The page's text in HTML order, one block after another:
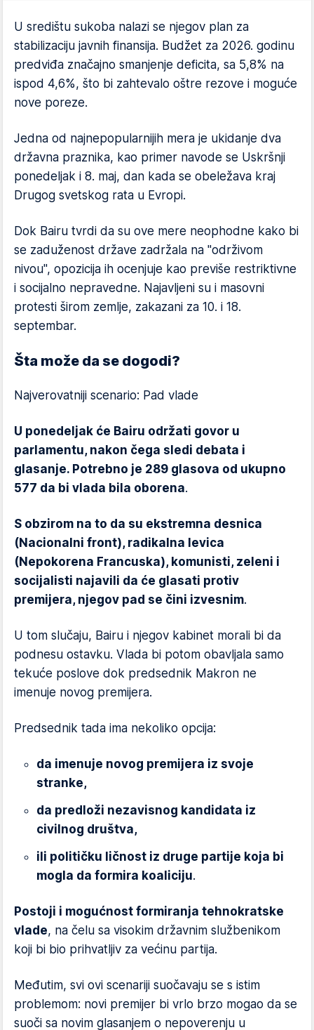
U središtu sukoba nalazi se njegov plan za
stabilizaciju javnih finansija. Budžet za 2026. godinu
predviđa značajno smanjenje deficita, sa 5,8% na
ispod 4,6%, što bi zahtevalo oštre rezove i moguće
nove poreze.
Jedna od najnepopularnijih mera je ukidanje dva
državna praznika, kao primer navode se Uskršnji
ponedeljak i 8. maj, dan kada se obeležava kraj
Drugog svetskog rata u Evropi.
Dok Bairu tvrdi da su ove mere neophodne kako bi
se zaduženost države zadržala na "održivom
nivou", opozicija ih ocenjuje kao previše restriktivne
i socijalno nepravedne. Najavljeni su i masovni
protesti širom zemlje, zakazani za 10. i 18.
septembar.
Šta može da se dogodi?
Najverovatniji scenario: Pad vlade
U ponedeljak će Bairu održati govor u
parlamentu, nakon čega sledi debata i
glasanje. Potrebno je 289 glasova od ukupno
577 da bi vlada bila oborena.
S obzirom na to da su ekstremna desnica
(Nacionalni front), radikalna levica
(Nepokorena Francuska), komunisti, zeleni i
socijalisti najavili da će glasati protiv
premijera, njegov pad se čini izvesnim.
U tom slučaju, Bairu i njegov kabinet morali bi da
podnesu ostavku. Vlada bi potom obavljala samo
tekuće poslove dok predsednik Makron ne
imenuje novog premijera.
Predsednik tada ima nekoliko opcija:
da imenuje novog premijera iz svoje
stranke,
da predloži nezavisnog kandidata iz
civilnog društva,
ili političku ličnost iz druge partije koja bi
mogla da formira koaliciju.
Postoji i mogućnost formiranja tehnokratske
vlade, na čelu sa visokim državnim službenikom
koji bi bio prihvatljiv za većinu partija.
Međutim, svi ovi scenariji suočavaju se s istim
problemom: novi premijer bi vrlo brzo mogao da se
suoči sa novim glasanjem o nepoverenju u